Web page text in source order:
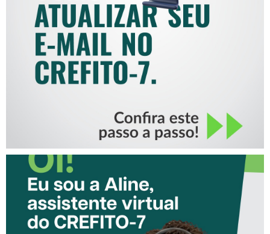
COMO ATUALIZAR SEU E-
MAIL NO CREFITO-7